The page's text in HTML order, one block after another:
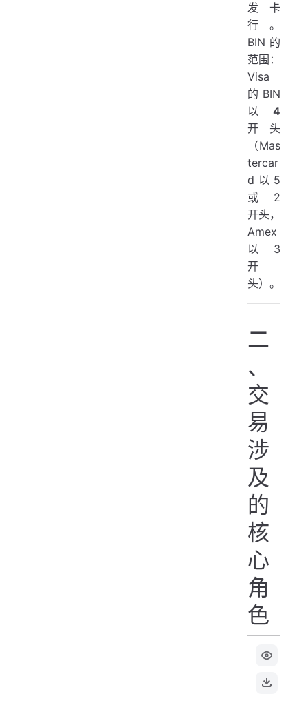
发卡
行。
BIN 的
范围：
Visa
的 BIN
以 4
开头
（Mas
tercar
d 以 5
或 2
开头，
Amex
以 3
开
头）。
二
、
交
易
涉
及
的
核
心
角
色